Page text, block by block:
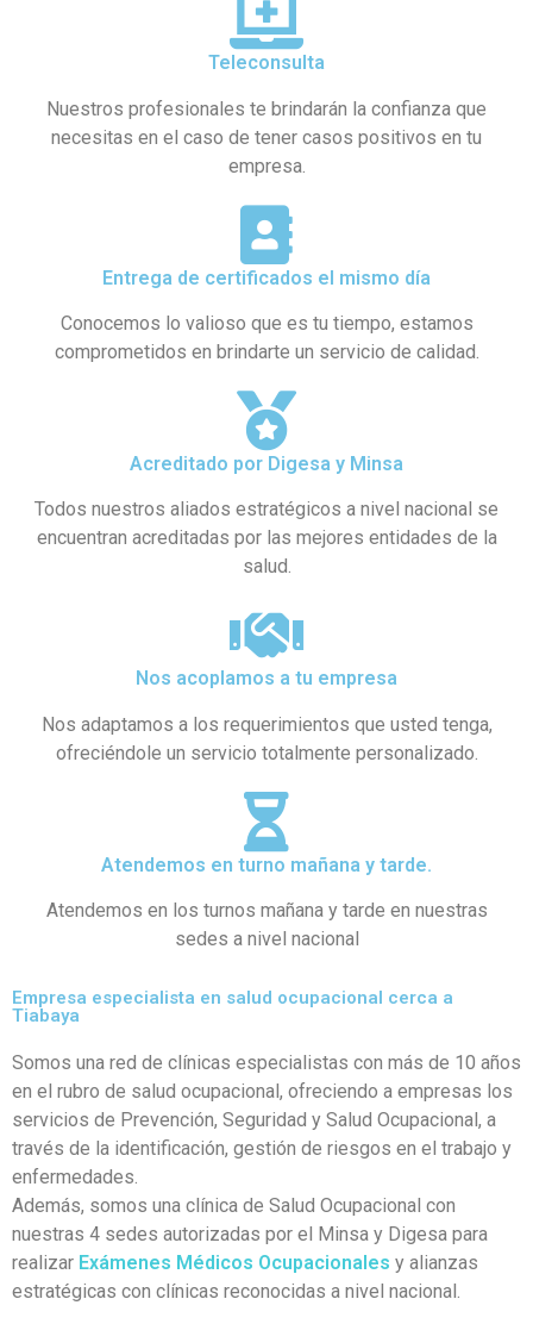
Teleconsulta
Nuestros profesionales te brindarán la confianza que
necesitas en el caso de tener casos positivos en tu
empresa.
Entrega de certificados el mismo día
Conocemos lo valioso que es tu tiempo, estamos
comprometidos en brindarte un servicio de calidad.
Acreditado por Digesa y Minsa​
Todos nuestros aliados estratégicos a nivel nacional se
encuentran acreditadas por las mejores entidades de la
salud.
Nos acoplamos a tu empresa
Nos adaptamos a los requerimientos que usted tenga,
ofreciéndole un servicio totalmente personalizado.
Atendemos en turno mañana y tarde.
Atendemos en los turnos mañana y tarde en nuestras
sedes a nivel nacional
Empresa especialista en salud ocupacional cerca a
Tiabaya
Somos una red de clínicas especialistas con más de 10 años
en el rubro de salud ocupacional, ofreciendo a empresas los
servicios de Prevención, Seguridad y Salud Ocupacional, a
través de la identificación, gestión de riesgos en el trabajo y
enfermedades.
Además, somos una clínica de Salud Ocupacional con
nuestras 4 sedes autorizadas por el Minsa y Digesa para
realizar Exámenes Médicos Ocupacionales y alianzas
estratégicas con clínicas reconocidas a nivel nacional.